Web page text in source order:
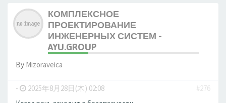
КОМПЛЕКСНОЕ
ПРОЕКТИРОВАНИЕ
ИНЖЕНЕРНЫХ СИСТЕМ -
AYU.GROUP
By Mizoraveica
- 2025年8月28日(木) 02:08
#276